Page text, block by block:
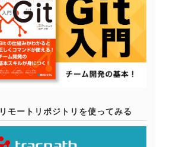
リモートリポジトリを使ってみる